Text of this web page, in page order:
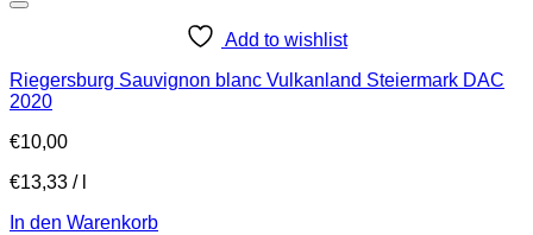
Add to wishlist
Riegersburg Sauvignon blanc Vulkanland Steiermark DAC
2020
€10,00
€13,33 /
In den Warenkorb